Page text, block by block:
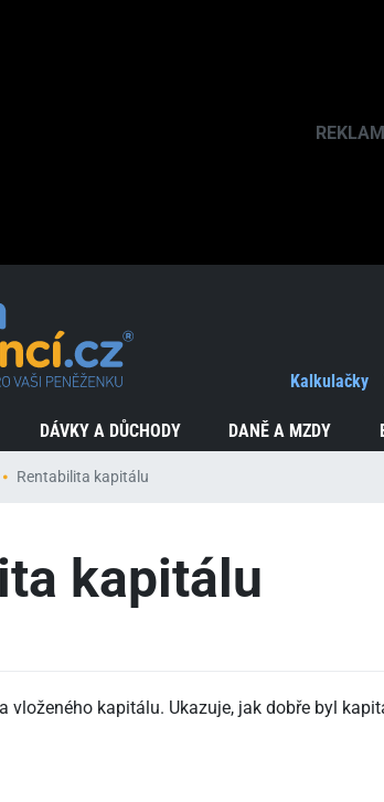
DÁVKY A DŮCHODY DANĚ A MZDY
Kalkulačky
Rentabilita kapitálu
kapitálu
vloženého kapitálu. Ukazuje, jak dobře byl